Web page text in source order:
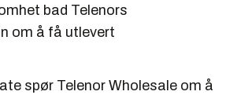
bad Telenors
om å få utlevert
spør Telenor Wholesale om å